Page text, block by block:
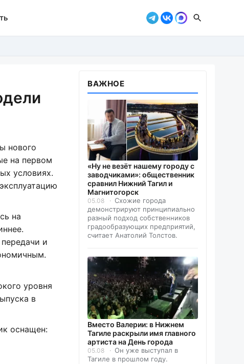
нового
на первом
условиях.
на
и
уровня
в
оснащен:
ВАЖНОЕ
«Ну не везёт нашему городу с
заводчиками»: общественник
сравнил Нижний Тагил и
Магнитогорск
05.08
Схожие города
демонстрируют принципиально
разный подход собственников
градообразующих предприятий,
считает Анатолий Толстов.
Вместо Валерии: в Нижнем
Тагиле раскрыли имя главного
артиста на День города
05.08
Он уже выступал в
Тагиле в прошлом году.